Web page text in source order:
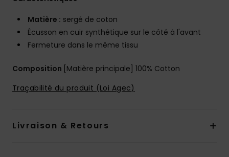
Matière : sergé de coton
Écusson en cuir synthétique sur le côté à l'avant
Fermeture dans le même tissu
Composition [Matière principale] 100% Cotton
Traçabilité du produit (Loi Agec)
Livraison & Retours